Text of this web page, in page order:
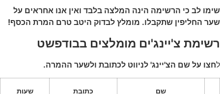
שימו לב כי הרשימה הינה המלצה בלבד ואין אנו אחראים על
שער החליפין שתקבלו. מומלץ לבדוק היטב טרם המרת הכסף!
רשימת צ'יינג'ים מומלצים בבודפשט
לחצו על שם הצ'יינג' לניווט לכתובת ולשער ההמרה.
שם כתובת
שעות